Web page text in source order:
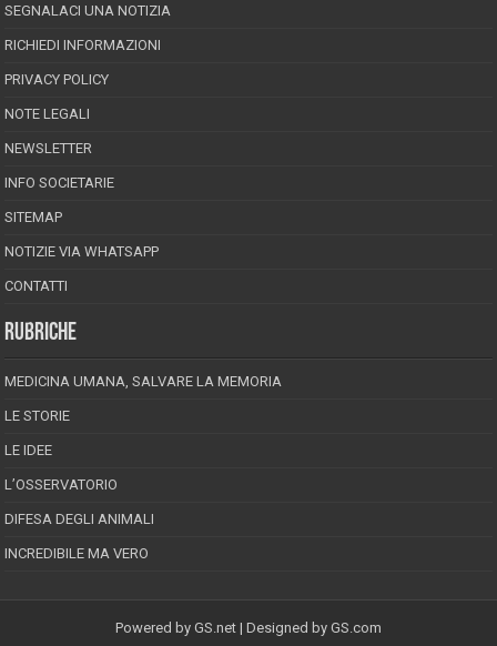
SEGNALACI UNA NOTIZIA
RICHIEDI INFORMAZIONI
PRIVACY POLICY
NOTE LEGALI
NEWSLETTER
INFO SOCIETARIE
SITEMAP
NOTIZIE VIA WHATSAPP
CONTATTI
RUBRICHE
MEDICINA UMANA, SALVARE LA MEMORIA
LE STORIE
LE IDEE
L’OSSERVATORIO
DIFESA DEGLI ANIMALI
INCREDIBILE MA VERO
Powered by GS.net | Designed by GS.com